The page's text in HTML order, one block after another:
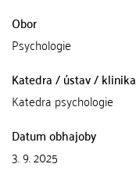
Obor
Psychologie
Katedra / ústav / klinika
Katedra psychologie
Datum obhajoby
3. 9. 2025